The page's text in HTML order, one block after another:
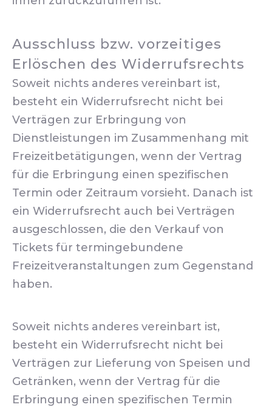
Ausschluss bzw. vorzeitiges
Erlöschen des Widerrufsrechts
Soweit nichts anderes vereinbart ist,
besteht ein Widerrufsrecht nicht bei
Verträgen zur Erbringung von
Dienstleistungen im Zusammenhang mit
Freizeitbetätigungen, wenn der Vertrag
für die Erbringung einen spezifischen
Termin oder Zeitraum vorsieht. Danach ist
ein Widerrufsrecht auch bei Verträgen
ausgeschlossen, die den Verkauf von
Tickets für termingebundene
Freizeitveranstaltungen zum Gegenstand
haben.
Soweit nichts anderes vereinbart ist,
besteht ein Widerrufsrecht nicht bei
Verträgen zur Lieferung von Speisen und
Getränken, wenn der Vertrag für die
Erbringung einen spezifischen Termin